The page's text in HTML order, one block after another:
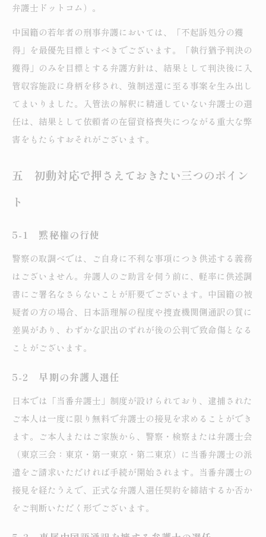
弁護士ドットコム）。
中国籍の若年者の刑事弁護においては、「不起訴処分の獲
得」を最優先目標とすべきでございます。「執行猶予判決の
獲得」のみを目標とする弁護方針は、結果として判決後に入
管収容施設に身柄を移され、強制送還に至る事案を生み出し
てまいりました。入管法の解釈に精通していない弁護士の選
任は、結果として依頼者の在留資格喪失につながる重大な弊
害をもたらすおそれがございます。
五 初動対応で押さえておきたい三つのポイン
ト
5-1 黙秘権の行使
警察の取調べでは、ご自身に不利な事項につき供述する義務
はございません。弁護人のご助言を伺う前に、軽率に供述調
書にご署名なさらないことが肝要でございます。中国籍の被
疑者の方の場合、日本語理解の程度や捜査機関側通訳の質に
差異があり、わずかな訳出のずれが後の公判で致命傷となる
ことがございます。
5-2 早期の弁護人選任
日本では「当番弁護士」制度が設けられており、逮捕された
ご本人は一度に限り無料で弁護士の接見を求めることができ
ます。ご本人またはご家族から、警察・検察または弁護士会
（東京三会：東京・第一東京・第二東京）に当番弁護士の派
遣をご請求いただければ手続が開始されます。当番弁護士の
接見を経たうえで、正式な弁護人選任契約を締結するか否か
をご判断いただく形でございます。